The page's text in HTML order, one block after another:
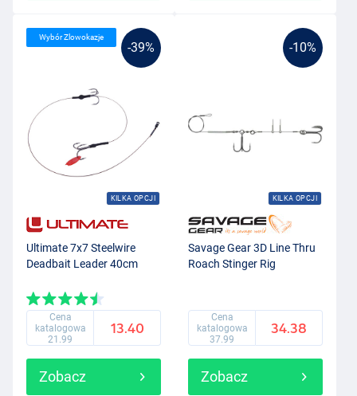
-39%
KILKA OPCJI
Wybór Zlowokazje
Ultimate 7x7 Steelwire
Deadbait Leader 40cm
Cena
katalogowa
21.99
13.40
Zobacz
-10%
KILKA OPCJI
Savage Gear 3D Line Thru
Roach Stinger Rig
Cena
katalogowa
37.99
34.38
Zobacz